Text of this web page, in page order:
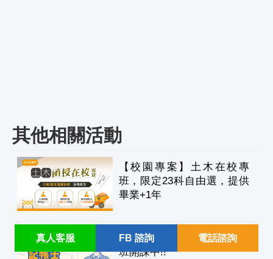
真人客服 FB 諮詢 電話諮詢
其他相關活動
【校園專案】土木在校專
班，限定23科自由選，提供
畢業+1年
【116記帳士】淡水志光 新
班開課中!!